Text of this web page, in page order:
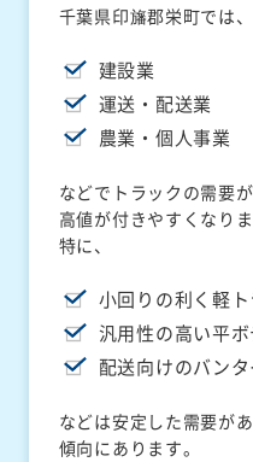
千葉県印旛郡栄町では、
建設業
運送・配送業
農業・個人事業
などでトラックの需要
高値が付きやすくなりま
特に、
小回りの利く軽
汎用性の高い平ボ
配送向けのバン
などは安定した需要が
傾向にあります。